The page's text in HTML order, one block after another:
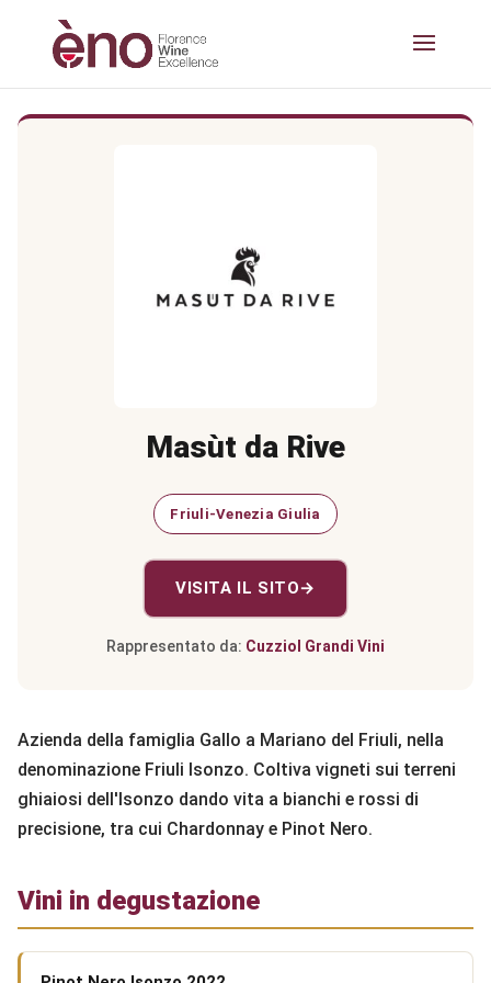
Masùt da Rive
Friuli-Venezia Giulia
VISITA IL SITO→
Rappresentato da: Cuzziol Grandi Vini
Azienda della famiglia Gallo a Mariano del Friuli, nella
denominazione Friuli Isonzo. Coltiva vigneti sui terreni
ghiaiosi dell'Isonzo dando vita a bianchi e rossi di
precisione, tra cui Chardonnay e Pinot Nero.
Vini in degustazione